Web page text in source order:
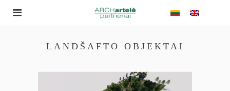
LANDŠAFTO OBJEKTAI